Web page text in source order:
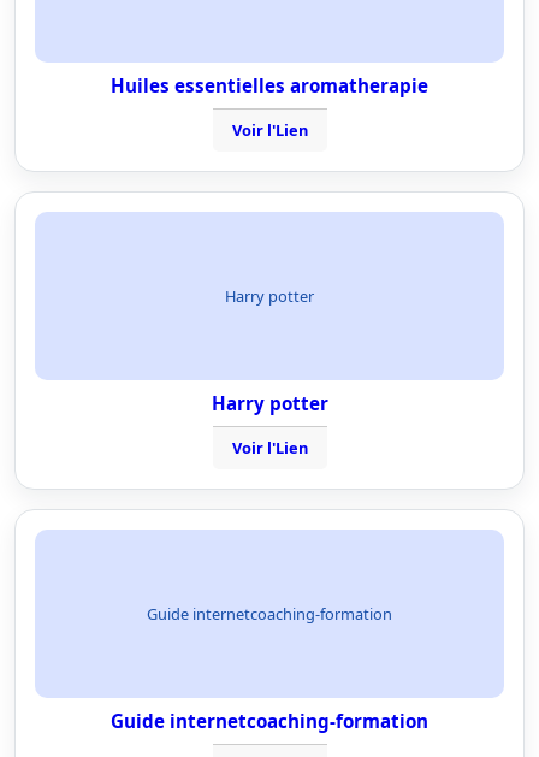
Huiles essentielles aromatherapie
Voir l'Lien
Harry potter
Harry potter
Voir l'Lien
Guide internetcoaching-formation
Guide internetcoaching-formation